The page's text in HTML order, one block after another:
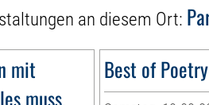
an diesem Ort:
mit
muss,
Best of